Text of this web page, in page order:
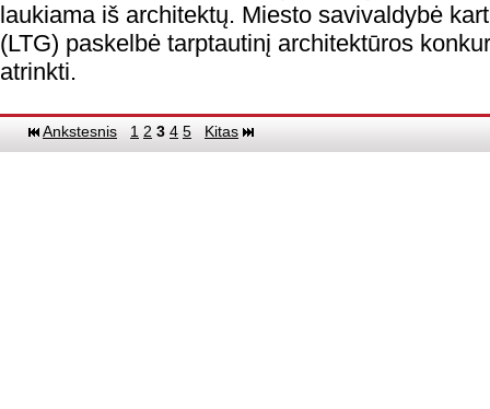
laukiama iš architektų. Miesto savivaldybė
(LTG) paskelbė tarptautinį architektūros
atrinkti.
Ankstesnis 1 2 3 4 5 Kitas